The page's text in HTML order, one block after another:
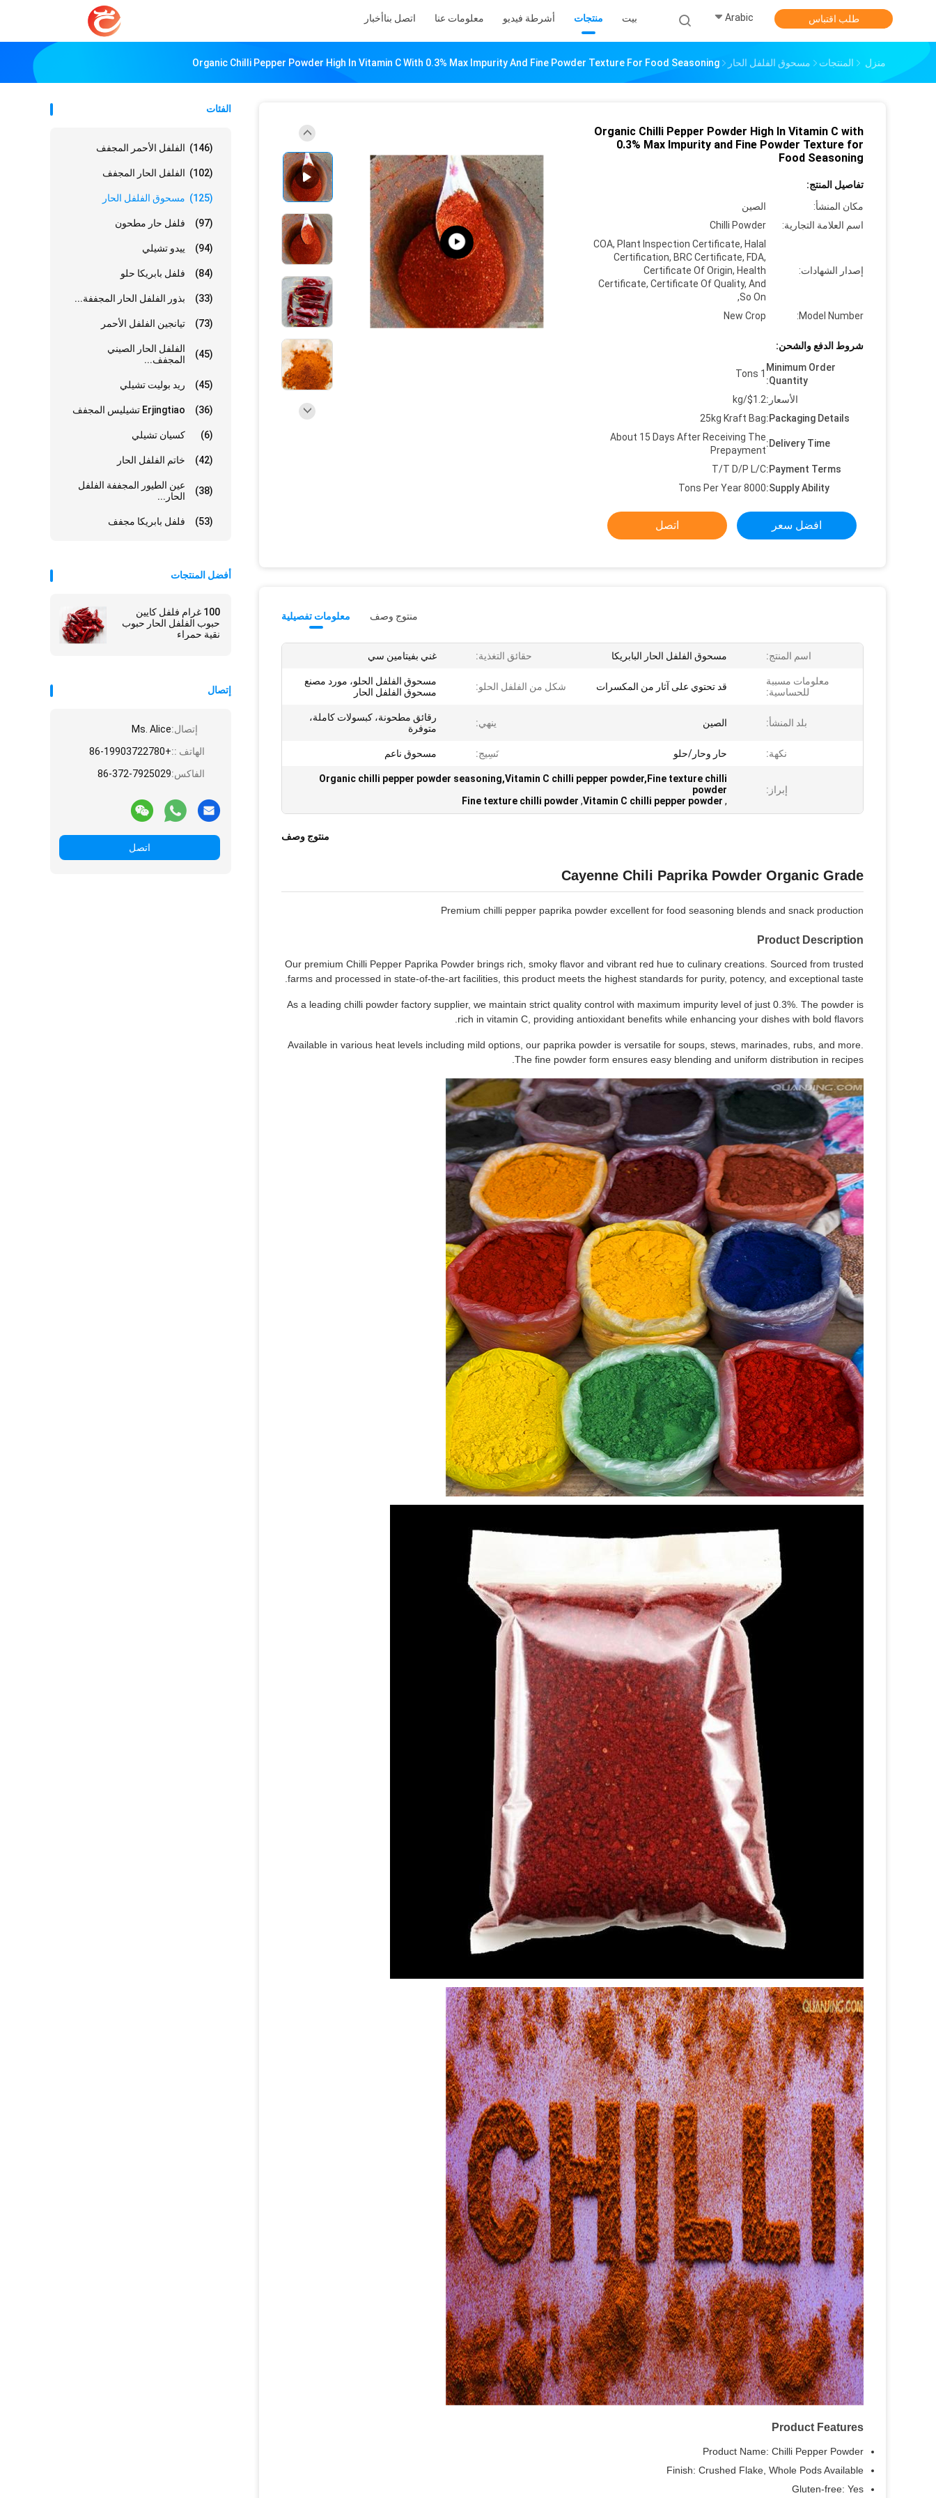
بيت منتجات أشرطة فيديو معلومات عنا اتصل بناأخبار Arabic طلب اقتباس
منزل المنتجات مسحوق الفلفل الحار Organic Chilli Pepper Powder High In Vitamin C With 0.3% Max Impurity And Fine Powder Texture For Food Seasoning
الفئات
الفلفل الأحمر المجفف (146)
الفلفل الحار المجفف (102)
مسحوق الفلفل الحار (125)
فلفل حار مطحون (97)
ييدو تشيلي (94)
فلفل بابريكا حلو (84)
بذور الفلفل الحار المجففة... (33)
تيانجين الفلفل الأحمر (73)
الفلفل الحار الصيني
المجفف...
(45)
ريد بوليت تشيلي (45)
Erjingtiao تشيليس المجفف (36)
كسيان تشيلي (6)
خاتم الفلفل الحار (42)
عين الطيور المجففة الفلفل
الحار...
(38)
فلفل بابريكا مجفف (53)
أفضل المنتجات
100 غرام فلفل كايين
حبوب الفلفل الحار حبوب
نقية حمراء
إتصال
إتصال:Ms. Alice
الهاتف ::+86-19903722780
الفاكس:86-372-7925029
اتصل
Organic Chilli Pepper Powder High In Vitamin C with
0.3% Max Impurity and Fine Powder Texture for
Food Seasoning
تفاصيل المنتج:
مكان المنشأ:
الصين
اسم العلامة التجارية:
Chilli Powder
إصدار الشهادات:
COA, Plant Inspection Certificate, Halal
Certification, BRC Certificate, FDA,
Certificate Of Origin, Health
Certificate, Certificate Of Quality, And
So On,
Model Number:
New Crop
شروط الدفع والشحن:
Minimum Order
Quantity:
1 Tons
الأسعار:$1.2/kg
Packaging Details:
25kg Kraft Bag
Delivery Time:
About 15 Days After Receiving The
Prepayment
Payment Terms:
T/T D/P L/C
Supply Ability:
8000 Tons Per Year
افضل سعر اتصل
معلومات تفصيلية منتوج وصف
اسم المنتج: مسحوق الفلفل الحار البابريكا حقائق التغذية: غني بفيتامين سي
معلومات مسببة
للحساسية:
قد تحتوي على آثار من المكسرات شكل من الفلفل الحلو:
مسحوق الفلفل الحلو، مورد مصنع
مسحوق الفلفل الحار
بلد المنشأ: الصين ينهي:
رقائق مطحونة، كبسولات كاملة،
متوفرة
نكهة: حار وحار/حلو نَسِيج: مسحوق ناعم
إبراز:
Organic chilli pepper powder seasoning,Vitamin C chilli pepper powder,Fine texture chilli
powder
,
Vitamin C chilli pepper powder
,
Fine texture chilli powder
منتوج وصف
Cayenne Chili Paprika Powder Organic Grade
Premium chilli pepper paprika powder excellent for food seasoning blends and snack production
Product Description
Our premium Chilli Pepper Paprika Powder brings rich, smoky flavor and vibrant red hue to culinary creations. Sourced from trusted
farms and processed in state-of-the-art facilities, this product meets the highest standards for purity, potency, and exceptional taste.
As a leading chilli powder factory supplier, we maintain strict quality control with maximum impurity level of just 0.3%. The powder is
rich in vitamin C, providing antioxidant benefits while enhancing your dishes with bold flavors.
Available in various heat levels including mild options, our paprika powder is versatile for soups, stews, marinades, rubs, and more.
The fine powder form ensures easy blending and uniform distribution in recipes.
Product Features
Product Name: Chilli Pepper Powder
Finish: Crushed Flake, Whole Pods Available
Gluten-free: Yes